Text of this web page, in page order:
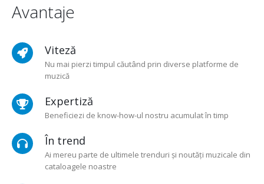
Avantaje
Viteză
Nu mai pierzi timpul căutând prin diverse platforme de
muzică
Expertiză
Beneficiezi de know-how-ul nostru acumulat în timp
În trend
Ai mereu parte de ultimele trenduri și noutăți muzicale din
cataloagele noastre